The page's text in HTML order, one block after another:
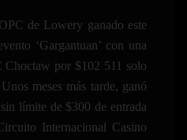
de Lowery ganado este
‘Gargantuan’ con una
Choctaw por $102 511 solo
meses más tarde, ganó
límite de $300 de entrada
Internacional Casino